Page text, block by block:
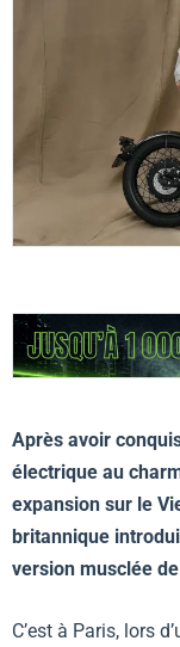
Après avoir
électrique au
expansion sur le
britannique
version musclée
C’est à Paris, lors